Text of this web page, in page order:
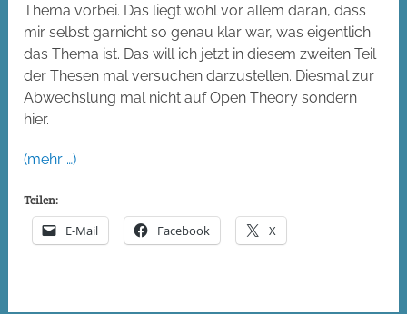
Thema vorbei. Das liegt wohl vor allem daran, dass
mir selbst garnicht so genau klar war, was eigentlich
das Thema ist. Das will ich jetzt in diesem zweiten Teil
der Thesen mal versuchen darzustellen. Diesmal zur
Abwechslung mal nicht auf Open Theory sondern
hier.
(mehr …)
Teilen:
E-Mail Facebook X